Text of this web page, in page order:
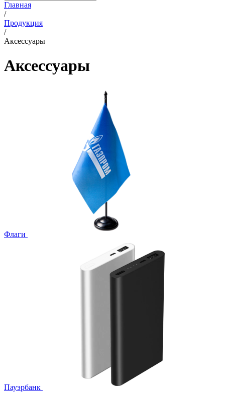
Главная
/
Продукция
/
Аксессуары
Аксессуары
Флаги
Пауэрбанк